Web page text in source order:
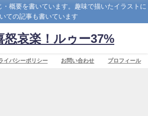
概要を書いています。趣味で描いたイラストに
ての記事も書いています
怒哀楽！ルゥー37%
イバシーポリシー お問い合わせ プロフィール